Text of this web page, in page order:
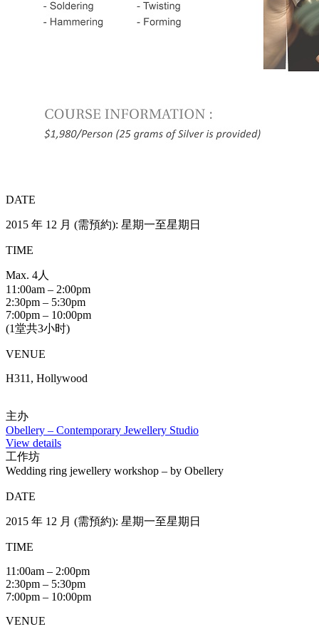
DATE
2015 年 12 月 (需預約): 星期一至星期日
TIME
Max. 4人
11:00am – 2:00pm
2:30pm – 5:30pm
7:00pm – 10:00pm
(1堂共3小时)
VENUE
H311, Hollywood
主办
Obellery – Contemporary Jewellery Studio
View details
工作坊
Wedding ring jewellery workshop – by Obellery